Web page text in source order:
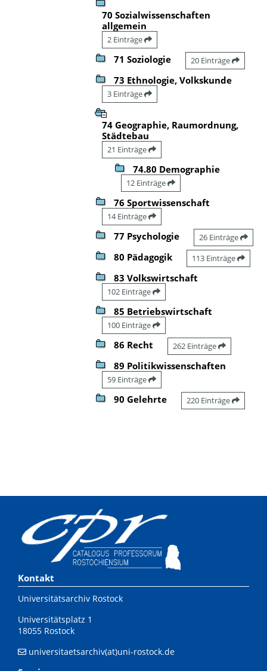
70 Sozialwissenschaften
allgemein
2 Einträge
71 Soziologie 20 Einträge
73 Ethnologie, Volkskunde
3 Einträge
74 Geographie, Raumordnung,
Städtebau
21 Einträge
74.80 Demographie
12 Einträge
76 Sportwissenschaft
14 Einträge
77 Psychologie 26 Einträge
80 Pädagogik 113 Einträge
83 Volkswirtschaft
102 Einträge
85 Betriebswirtschaft
100 Einträge
86 Recht 262 Einträge
89 Politikwissenschaften
59 Einträge
90 Gelehrte 220 Einträge
Kontakt
Universitätsarchiv Rostock
Universitätsplatz 1
18055 Rostock
universitaetsarchiv(at)uni-rostock.de